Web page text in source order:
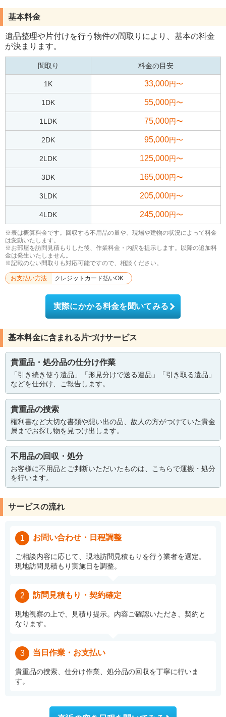
基本料金
遺品整理や片付けを行う物件の間取りにより、基本の料金
が決まります。
間取り 料金の目安
1K 33,000円〜
1DK 55,000円〜
1LDK 75,000円〜
2DK 95,000円〜
2LDK 125,000円〜
3DK 165,000円〜
3LDK 205,000円〜
4LDK 245,000円〜
※表は概算料金です。回収する不用品の量や、現場や建物の状況によって料金
は変動いたします。
※お部屋を訪問見積もりした後、作業料金・内訳を提示します。以降の追加料
金は発生いたしません。
※記載のない間取りも対応可能ですので、相談ください。
お支払い方法 クレジットカード払いOK
実際にかかる料金を聞いてみる
基本料金に含まれる片づけサービス
貴重品・処分品の仕分け作業
「引き続き使う遺品」「形見分けで送る遺品」「引き取る遺品」
などを仕分け、ご報告します。
貴重品の捜索
権利書など大切な書類や想い出の品、故人の方がつけていた貴金
属までお探し物を見つけ出します。
不用品の回収・処分
お客様に不用品とご判断いただいたものは、こちらで運搬・処分
を行います。
サービスの流れ
1 お問い合わせ・日程調整
ご相談内容に応じて、現地訪問見積もりを行う業者を選定。
現地訪問見積もり実施日を調整。
2 訪問見積もり・契約確定
現地視察の上で、見積り提示。内容ご確認いただき、契約と
なります。
3 当日作業・お支払い
貴重品の捜索、仕分け作業、処分品の回収を丁寧に行いま
す。